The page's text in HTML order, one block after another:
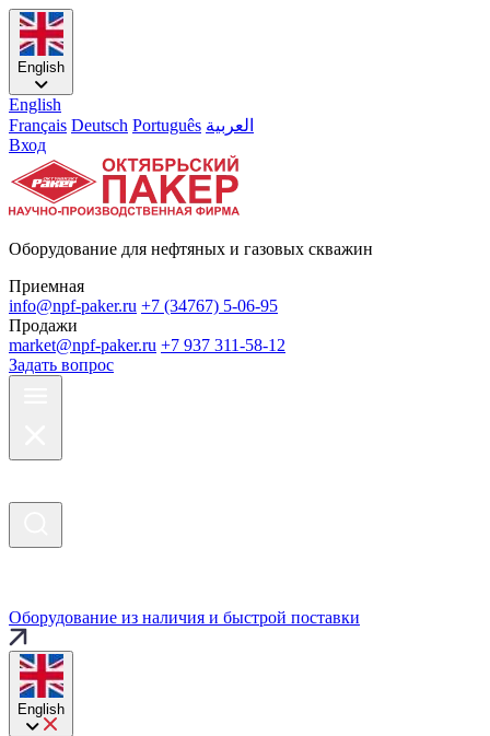
English
English
Français Deutsch Português العربية
Вход
Оборудование для нефтяных и газовых скважин
Приемная
info@npf-paker.ru +7 (34767) 5-06-95
Продажи
market@npf-paker.ru +7 937 311-58-12
Задать вопрос
Оборудование из наличия и быстрой поставки
English